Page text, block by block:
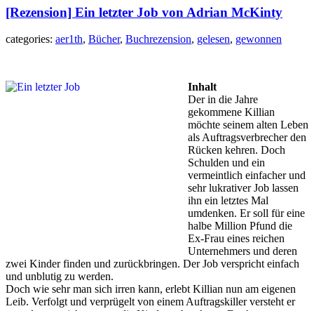
[Rezension] Ein letzter Job von Adrian McKinty
categories: aer1th, Bücher, Buchrezension, gelesen, gewonnen
Inhalt
Der in die Jahre
gekommene Killian
möchte seinem alten Leben
als Auftragsverbrecher den
Rücken kehren. Doch
Schulden und ein
vermeintlich einfacher und
sehr lukrativer Job lassen
ihn ein letztes Mal
umdenken. Er soll für eine
halbe Million Pfund die
Ex-Frau eines reichen
Unternehmers und deren
zwei Kinder finden und zurückbringen. Der Job verspricht einfach
und unblutig zu werden.
Doch wie sehr man sich irren kann, erlebt Killian nun am eigenen
Leib. Verfolgt und verprügelt von einem Auftragskiller versteht er